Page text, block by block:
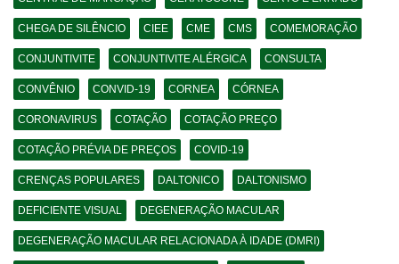
CHEGA DE SILÊNCIO CIEE CME CMS COMEMORAÇÃO
CONJUNTIVITE CONJUNTIVITE ALÉRGICA CONSULTA
CONVÊNIO CONVID-19 CORNEA CÓRNEA
CORONAVIRUS COTAÇÃO COTAÇÃO PREÇO
COTAÇÃO PRÉVIA DE PREÇOS COVID-19
CRENÇAS POPULARES DALTONICO DALTONISMO
DEFICIENTE VISUAL DEGENERAÇÃO MACULAR
DEGENERAÇÃO MACULAR RELACIONADA À IDADE (DMRI)